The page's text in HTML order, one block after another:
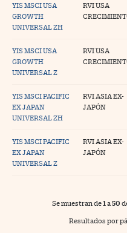
Se muestran de1 a50
Resultados por
YIS MSCI USA
GROWTH
UNIVERSAL ZH
RVI USA
YIS MSCI USA
GROWTH
UNIVERSAL Z
RVI USA
YIS MSCI PACIFIC
EX JAPAN
UNIVERSAL ZH
RVI ASIA EX-
JAPÓN
YIS MSCI PACIFIC
EX JAPAN
UNIVERSAL Z
RVI ASIA EX-
JAPÓN